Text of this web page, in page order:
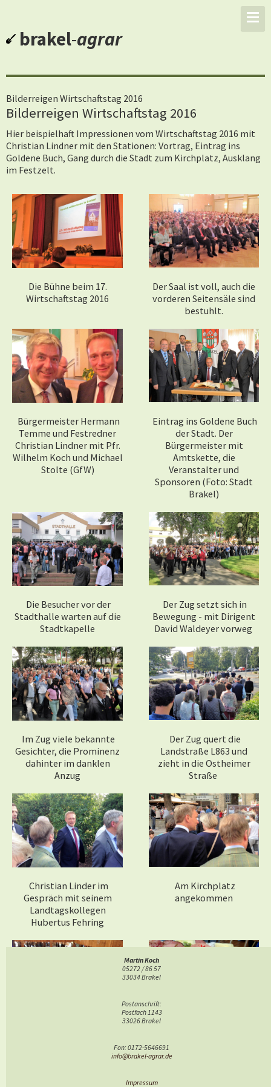
brakel-agrar
Bilderreigen Wirtschaftstag 2016
Bilderreigen Wirtschaftstag 2016
Hier beispielhaft Impressionen vom Wirtschaftstag 2016 mit
Christian Lindner mit den Stationen: Vortrag, Eintrag ins
Goldene Buch, Gang durch die Stadt zum Kirchplatz, Ausklang
im Festzelt.
Die Bühne beim 17.
Wirtschaftstag 2016
Der Saal ist voll, auch die
vorderen Seitensäle sind
bestuhlt.
Bürgermeister Hermann
Temme und Festredner
Christian Lindner mit Pfr.
Wilhelm Koch und Michael
Stolte (GfW)
Eintrag ins Goldene Buch
der Stadt. Der
Bürgermeister mit
Amtskette, die
Veranstalter und
Sponsoren (Foto: Stadt
Brakel)
Die Besucher vor der
Stadthalle warten auf die
Stadtkapelle
Der Zug setzt sich in
Bewegung - mit Dirigent
David Waldeyer vorweg
Im Zug viele bekannte
Gesichter, die Prominenz
dahinter im danklen
Anzug
Der Zug quert die
Landstraße L863 und
zieht in die Ostheimer
Straße
Christian Linder im
Gespräch mit seinem
Landtagskollegen
Hubertus Fehring
Am Kirchplatz
angekommen
Gastronomie) sorgt die
auch und das Rheder Bier
(nach dem Bierstreit
Martin Koch
05272 / 86 57
33034 Brakel
Postanschrift:
Postfach 1143
33026 Brakel
Fon: 0172-5646691
info@brakel-agrar.de
Impressum